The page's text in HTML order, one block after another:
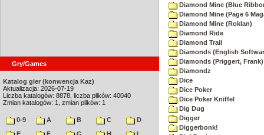
Gry/Games
Katalog gier (konwencja Kaz)
Aktualizacja: 2026-07-19
Liczba katalogów: 8878, liczba plików: 40040
Zmian katalogów: 1, zmian plików: 1
0-9 A B C
D
Diamond Mine (Blue
Diamond Mine (Page 6
Diamond Mine (Roklan)
Diamond Ride
Diamond Trail
Diamonds (English
Diamonds (Priggert, Frank)
Diamondz
Dice
Dice Poker
Dice Poker Kniffel
Dig Dug
Digger
Diggerbonk!